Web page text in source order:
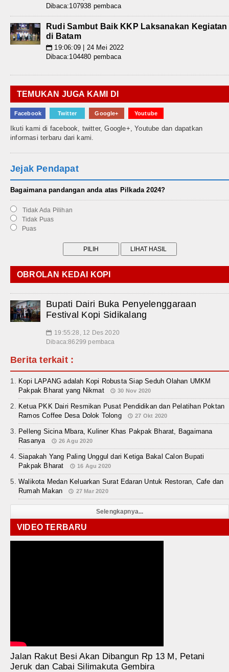
Dibaca:107938 pembaca
Rudi Sambut Baik KKP Laksanakan Kegiatan
di Batam
📅 19:06:09 | 24 Mei 2022
Dibaca:104480 pembaca
TEMUKAN JUGA KAMI DI
Facebook Twitter Google+ Youtube
Ikuti kami di facebook, twitter, Google+, Youtube dan dapatkan
informasi terbaru dari kami.
Jejak Pendapat
Bagaimana pandangan anda atas Pilkada 2024?
Tidak Ada Pilihan
Tidak Puas
Puas
OBROLAN KEDAI KOPI
Bupati Dairi Buka Penyelenggaraan
Festival Kopi Sidikalang
📅 19:55:28, 12 Des 2020
Dibaca:86299 pembaca
Berita terkait :
Kopi LAPANG adalah Kopi Robusta Siap Seduh Olahan UMKM
Pakpak Bharat yang Nikmat
30 Nov 2020
Ketua PKK Dairi Resmikan Pusat Pendidikan dan Pelatihan Poktan
Ramos Coffee Desa Dolok Tolong
27 Okt 2020
Pelleng Sicina Mbara, Kuliner Khas Pakpak Bharat, Bagaimana
Rasanya
26 Agu 2020
Siapakah Yang Paling Unggul dari Ketiga Bakal Calon Bupati
Pakpak Bharat
16 Agu 2020
Walikota Medan Keluarkan Surat Edaran Untuk Restoran, Cafe dan
Rumah Makan
27 Mar 2020
Selengkapnya...
VIDEO TERBARU
Jalan Rakut Besi Akan Dibangun Rp 13 M, Petani
Jeruk dan Cabai Silimakuta Gembira